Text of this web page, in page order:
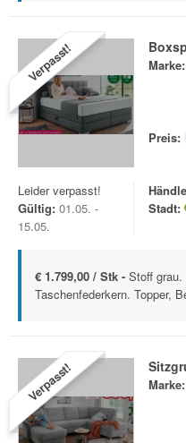
Verpasst! Marke:
Preis:
Leider verpasst!
Gültig: 01.05. -
15.05.
Stadt:
€ 1.799,00 / Stk - Stoff
Taschenfederkern. Topper,
Verpasst! Marke: